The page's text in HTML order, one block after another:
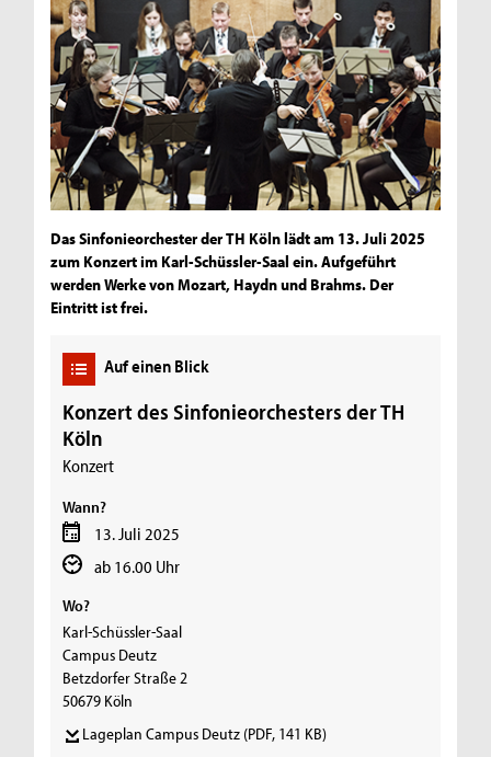
Das Sinfonieorchester der TH Köln lädt am 13. Juli 2025
zum Konzert im Karl-Schüssler-Saal ein. Aufgeführt
werden Werke von Mozart, Haydn und Brahms. Der
Eintritt ist frei.
Auf einen Blick
Konzert des Sinfonieorchesters der TH
Köln
Konzert
Wann?
13. Juli 2025
ab 16.00 Uhr
Wo?
Karl-Schüssler-Saal
Campus Deutz
Betzdorfer Straße 2
50679 Köln
Lageplan Campus Deutz (PDF, 141 KB)